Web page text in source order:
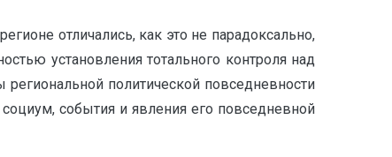
отличались, как это не парадоксально,
установления тотального контроля над
политической повседневности
события и явления его повседневной